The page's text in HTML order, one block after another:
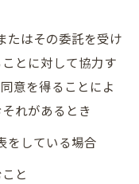
たはその委託を受け
とに対して協力す
意を得ることによ
れがあるとき
をしている場合
と